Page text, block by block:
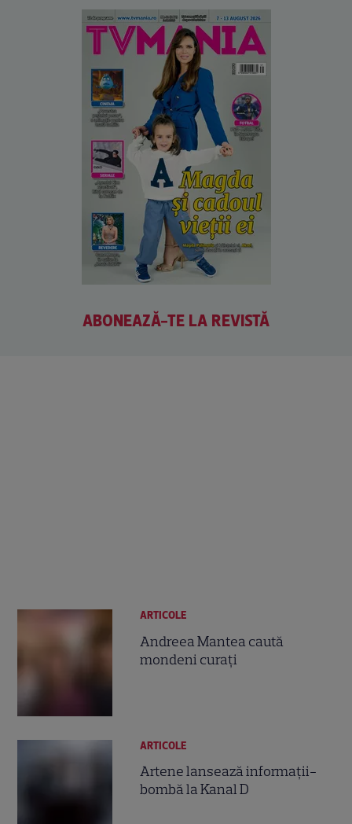
ABONEAZĂ-TE LA REVISTĂ
ARTICOLE
Andreea Mantea caută
mondeni curaţi
ARTICOLE
Artene lansează informaţii-
bombă la Kanal D